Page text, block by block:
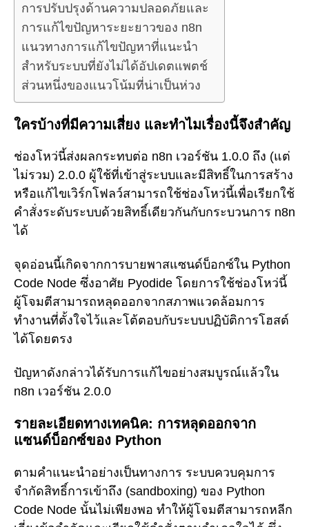
การปรับปรุงด้านความปลอดภัยและ
การแก้ไขปัญหาระยะยาวของ n8n
แนวทางการแก้ไขปัญหาที่แนะนำ
สำหรับระบบที่ยังไม่ได้อัปเดตแพตช์
ส่วนหนึ่งของแนวโน้มที่น่าเป็นห่วง
ใครบ้างที่มีความเสี่ยง และทำไมเรื่องนี้จึงสำคัญ
ช่องโหว่นี้ส่งผลกระทบต่อ n8n เวอร์ชัน 1.0.0 ถึง (แต่
ไม่รวม) 2.0.0 ผู้ใช้ที่เข้าสู่ระบบและมีสิทธิ์ในการสร้าง
หรือแก้ไขเวิร์กโฟลว์สามารถใช้ช่องโหว่นี้เพื่อเรียกใช้
คำสั่งระดับระบบด้วยสิทธิ์เดียวกันกับกระบวนการ n8n
ได้
จุดอ่อนนี้เกิดจากการบายพาสแซนด์บ็อกซ์ใน Python
Code Node ซึ่งอาศัย Pyodide โดยการใช้ช่องโหว่นี้
ผู้โจมตีสามารถหลุดออกจากสภาพแวดล้อมการ
ทำงานที่ตั้งใจไว้และโต้ตอบกับระบบปฏิบัติการโฮสต์
ได้โดยตรง
ปัญหาดังกล่าวได้รับการแก้ไขอย่างสมบูรณ์แล้วใน
n8n เวอร์ชัน 2.0.0
รายละเอียดทางเทคนิค: การหลุดออกจาก
แซนด์บ็อกซ์ของ Python
ตามคำแนะนำอย่างเป็นทางการ ระบบควบคุมการ
จำกัดสิทธิ์การเข้าถึง (sandboxing) ของ Python
Code Node นั้นไม่เพียงพอ ทำให้ผู้โจมตีสามารถหลีก